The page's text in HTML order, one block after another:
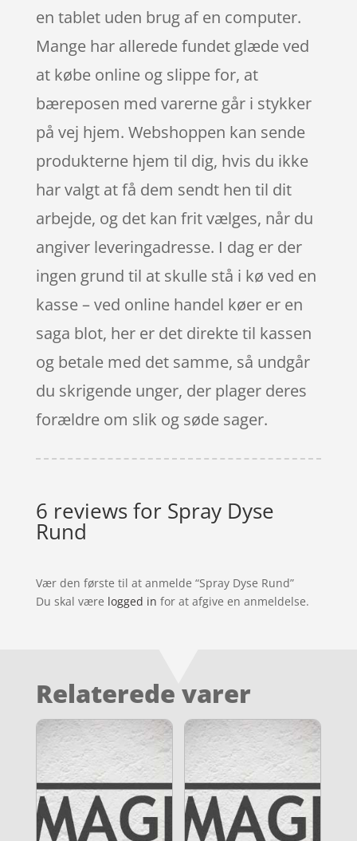
en tablet uden brug af en computer.
Mange har allerede fundet glæde ved
at købe online og slippe for, at
bæreposen med varerne går i stykker
på vej hjem. Webshoppen kan sende
produkterne hjem til dig, hvis du ikke
har valgt at få dem sendt hen til dit
arbejde, og det kan frit vælges, når du
angiver leveringadresse. I dag er der
ingen grund til at skulle stå i kø ved en
kasse – ved online handel køer er en
saga blot, her er det direkte til kassen
og betale med det samme, så undgår
du skrigende unger, der plager deres
forældre om slik og søde sager.
6 reviews for Spray Dyse
Rund
Vær den første til at anmelde “Spray Dyse Rund”
Du skal være logged in for at afgive en anmeldelse.
Relaterede varer